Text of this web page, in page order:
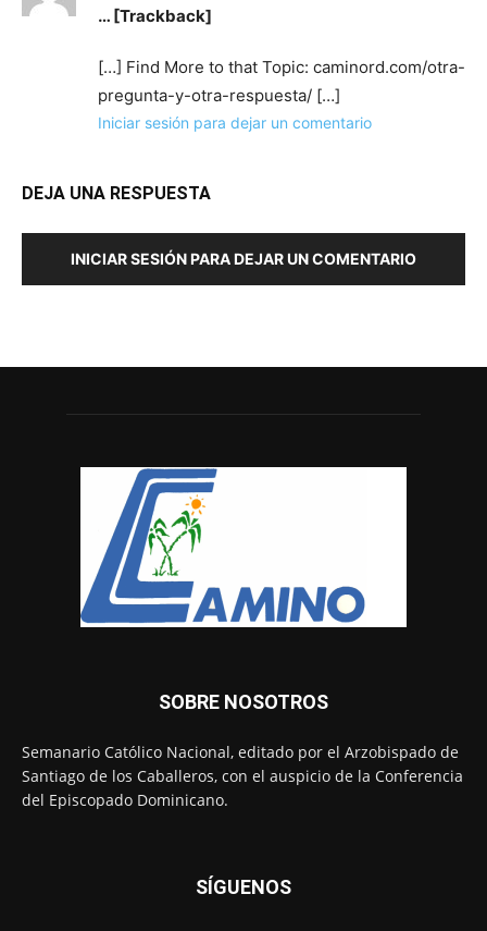
… [Trackback]
[…] Find More to that Topic: caminord.com/otra-
pregunta-y-otra-respuesta/ […]
Iniciar sesión para dejar un comentario
DEJA UNA RESPUESTA
INICIAR SESIÓN PARA DEJAR UN COMENTARIO
SOBRE NOSOTROS
Semanario Católico Nacional, editado por el Arzobispado de
Santiago de los Caballeros, con el auspicio de la Conferencia
del Episcopado Dominicano.
SÍGUENOS